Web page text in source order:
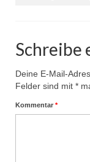
Schreibe
Deine E-Mail-
Felder sind mit *
Kommentar *